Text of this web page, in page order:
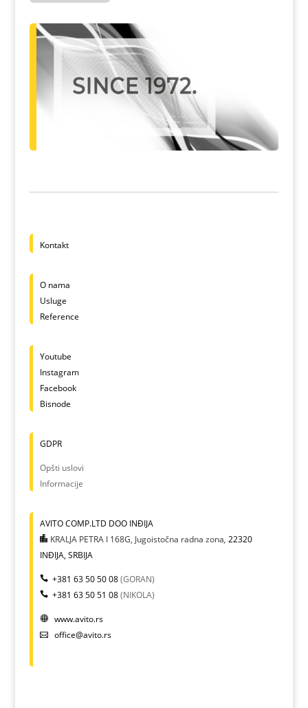
Kontakt
O nama
Usluge
Reference
Youtube
Instagram
Facebook
Bisnode
GDPR
Opšti uslovi
Informacije
AVITO COMP.LTD DOO INĐIJA
KRALJA PETRA I 168G, Jugoistočna radna zona, 22320
INĐIJA, SRBIJA
+381 63 50 50 08(GORAN)
+381 63 50 51 08(NIKOLA)
www.avito.rs
office@avito.rs